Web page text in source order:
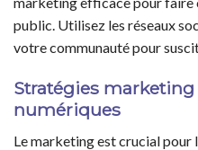
public. Utilisez les réseaux
votre communauté pour
Stratégies
numériques
Le marketing est crucial pour